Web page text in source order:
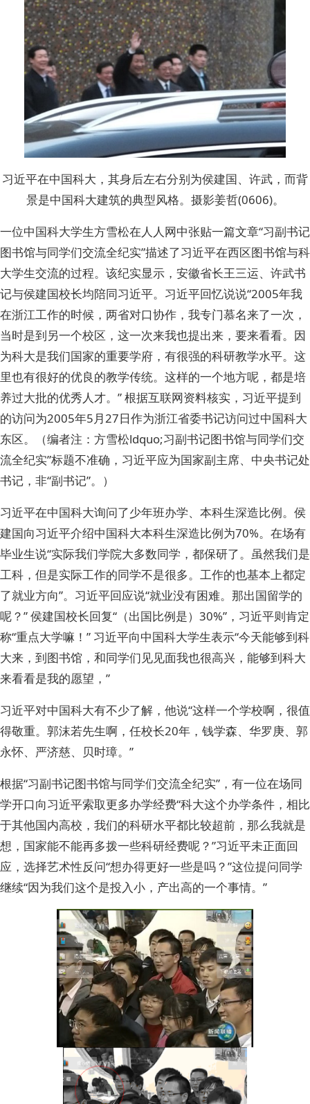
习近平在中国科大，其身后左右分别为侯建国、许武，而背
景是中国科大建筑的典型风格。摄影姜哲(0606)。
一位中国科大学生方雪松在人人网中张贴一篇文章“习副书记
图书馆与同学们交流全纪实”描述了习近平在西区图书馆与科
大学生交流的过程。该纪实显示，安徽省长王三运、许武书
记与侯建国校长均陪同习近平。习近平回忆说说“2005年我
在浙江工作的时候，两省对口协作，我专门慕名来了一次，
当时是到另一个校区，这一次来我也提出来，要来看看。因
为科大是我们国家的重要学府，有很强的科研教学水平。这
里也有很好的优良的教学传统。这样的一个地方呢，都是培
养过大批的优秀人才。” 根据互联网资料核实，习近平提到
的访问为2005年5月27日作为浙江省委书记访问过中国科大
东区。（编者注：方雪松ldquo;习副书记图书馆与同学们交
流全纪实”标题不准确，习近平应为国家副主席、中央书记处
书记，非“副书记”。）
习近平在中国科大询问了少年班办学、本科生深造比例。侯
建国向习近平介绍中国科大本科生深造比例为70%。在场有
毕业生说“实际我们学院大多数同学，都保研了。虽然我们是
工科，但是实际工作的同学不是很多。工作的也基本上都定
了就业方向”。习近平回应说“就业没有困难。那出国留学的
呢？” 侯建国校长回复“（出国比例是）30%”，习近平则肯定
称“重点大学嘛！” 习近平向中国科大学生表示“今天能够到科
大来，到图书馆，和同学们见见面我也很高兴，能够到科大
来看看是我的愿望，”
习近平对中国科大有不少了解，他说“这样一个学校啊，很值
得敬重。郭沫若先生啊，任校长20年，钱学森、华罗庚、郭
永怀、严济慈、贝时璋。”
根据“习副书记图书馆与同学们交流全纪实”，有一位在场同
学开口向习近平索取更多办学经费“科大这个办学条件，相比
于其他国内高校，我们的科研水平都比较超前，那么我就是
想，国家能不能再多拨一些科研经费呢？”习近平未正面回
应，选择艺术性反问“想办得更好一些是吗？”这位提问同学
继续“因为我们这个是投入小，产出高的一个事情。”